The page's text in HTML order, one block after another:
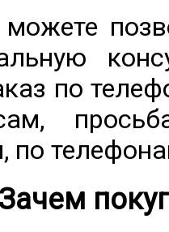
по
по
Зачем